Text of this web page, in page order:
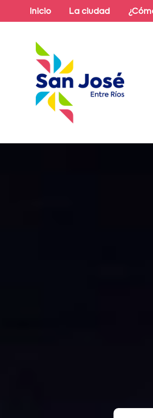
Inicio La ciudad